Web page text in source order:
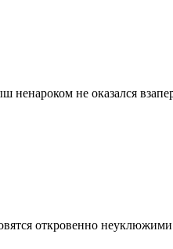
не оказался
откровенно